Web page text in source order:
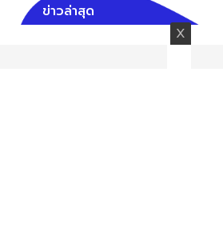
ข่าวล่าสุด